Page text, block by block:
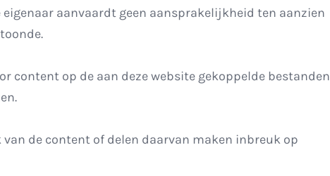
aanvaardt geen aansprakelijkheid ten aanzien
content op de aan deze website gekoppelde bestanden
de content of delen daarvan maken inbreuk op